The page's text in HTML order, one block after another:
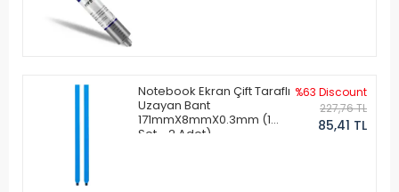
Notebook Ekran Çift Taraflı
Uzayan Bant
171mmX8mmX0.3mm (1
Set - 2 Adet)
%63 Discount
227,76 TL
85,41 TL